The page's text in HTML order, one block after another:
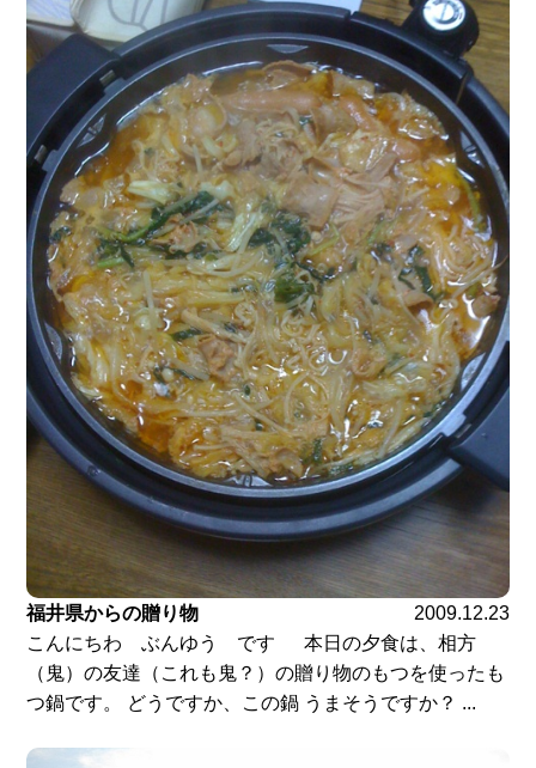
福井県からの贈り物
2009.12.23
こんにちわ ぶんゆう です 本日の夕食は、相方
（鬼）の友達（これも鬼？）の贈り物のもつを使ったも
つ鍋です。 どうですか、この鍋 うまそうですか？ ...